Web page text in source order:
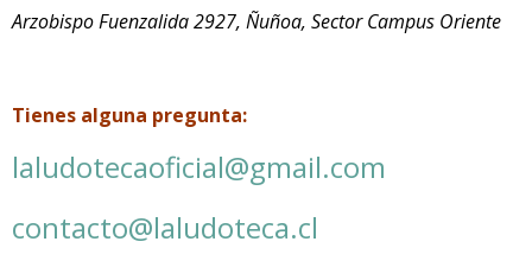
Arzobispo Fuenzalida 2927, Ñuñoa, Sector Campus Oriente
Tienes alguna pregunta:
laludotecaoficial@gmail.com
contacto@laludoteca.cl